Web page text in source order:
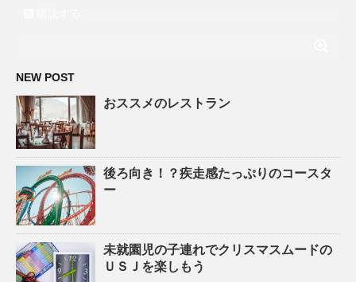
NEW POST
おススメのレストラン
後ろ向き！？疾走感たっぷりのコースタ
ー
未就園児の子連れでクリスマスムードの
ＵＳＪを楽しもう